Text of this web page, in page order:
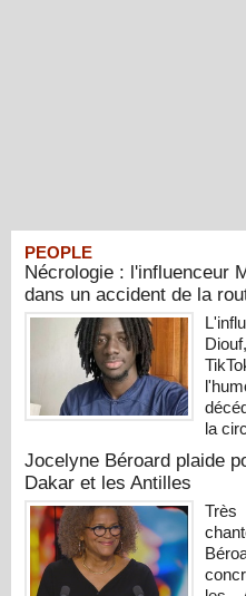
PEOPLE
Nécrologie : l'influenceur
dans un accident de la
la
Jocelyne Béroard plaide
Dakar et les Antilles